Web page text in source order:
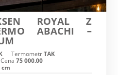
ROYAL Z
ABACHI –
TermometrTAK
Cena 75 000.00
cm